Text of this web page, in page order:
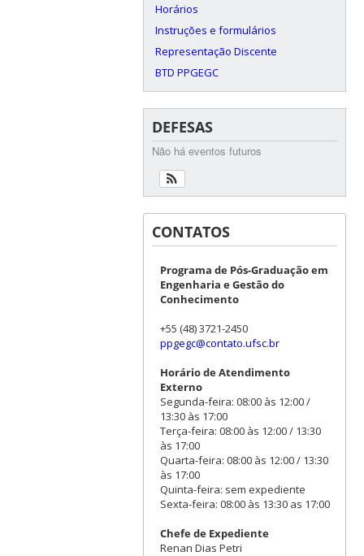
Horários
Instruções e formulários
Representação Discente
BTD PPGEGC
DEFESAS
Não há eventos futuros
CONTATOS
Programa de Pós-Graduação em
Engenharia e Gestão do
Conhecimento
+55 (48) 3721-2450
ppgegc@contato.ufsc.br
Horário de Atendimento
Externo
Segunda-feira: 08:00 às 12:00 /
13:30 às 17:00
Terça-feira: 08:00 às 12:00 / 13:30
às 17:00
Quarta-feira: 08:00 às 12:00 / 13:30
às 17:00
Quinta-feira: sem expediente
Sexta-feira: 08:00 às 13:30 as 17:00
Chefe de Expediente
Renan Dias Petri